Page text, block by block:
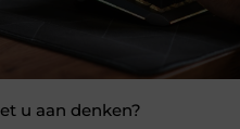
u aan denken?